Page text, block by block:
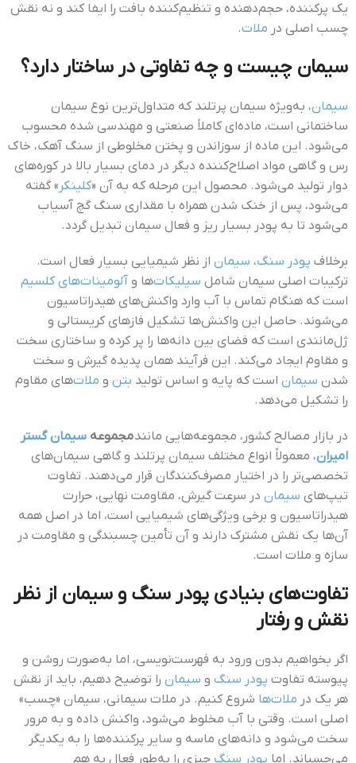
یک پرکننده، حجم‌دهنده و تنظیم‌کننده بافت را ایفا کند و نه نقش
چسب اصلی در ملات.
سیمان چیست و چه تفاوتی در ساختار دارد؟
سیمان، به‌ویژه سیمان پرتلند که متداول‌ترین نوع سیمان
ساختمانی است، ماده‌ای کاملاً صنعتی و مهندسی شده محسوب
می‌شود. این ماده از سوزاندن و پختن مخلوطی از سنگ آهک، خاک
رس و گاهی مواد اصلاح‌کننده دیگر در دمای بسیار بالا در کوره‌های
دوار تولید می‌شود. محصول این مرحله که به آن «کلینکر » گفته
می‌شود، پس از خنک شدن همراه با مقداری سنگ گچ آسیاب
می‌شود تا به پودر بسیار ریز و فعال سیمان تبدیل گردد.
برخلاف پودر سنگ، سیمان از نظر شیمیایی بسیار فعال است.
ترکیبات اصلی سیمان شامل سیلیکات‌ها و آلومینات‌های کلسیم
است که هنگام تماس با آب وارد واکنش‌های هیدراتاسیون
می‌شوند. حاصل این واکنش‌ها تشکیل فازهای کریستالی و
ژل‌مانندی است که فضای بین دانه‌ها را پر کرده و ساختاری سخت
و مقاوم ایجاد می‌کند. این فرآیند همان پدیده گیرش و سخت
شدن سیمان است که پایه و اساس تولید بتن و ملات‌های مقاوم
را تشکیل می‌دهد.
در بازار مصالح کشور، مجموعه‌هایی مانندمجموعه سیمان گستر
امیران، معمولاً انواع مختلف سیمان پرتلند و گاهی سیمان‌های
تخصصی‌تر را در اختیار مصرف‌کنندگان قرار می‌دهند. تفاوت
تیپ‌های سیمان در سرعت گیرش، مقاومت نهایی، حرارت
هیدراتاسیون و برخی ویژگی‌های شیمیایی است، اما در اصل همه
آن‌ها یک نقش مشترک دارند و آن تأمین چسبندگی و مقاومت در
سازه و ملات است.
تفاوت‌های بنیادی پودر سنگ و سیمان از نظر
نقش و رفتار
اگر بخواهیم بدون ورود به فهرست‌نویسی، اما به‌صورت روشن و
پیوسته تفاوت پودر سنگ و سیمان را توضیح دهیم، باید از نقش
هر یک در ملات‌ها شروع کنیم. در ملات سیمانی، سیمان «چسب»
اصلی است. وقتی با آب مخلوط می‌شود، واکنش داده و به مرور
سخت می‌شود و دانه‌های ماسه و سایر پرکننده‌ها را به یکدیگر
می‌چسباند. اما پودر سنگ چیزی را به‌طور فعال به هم